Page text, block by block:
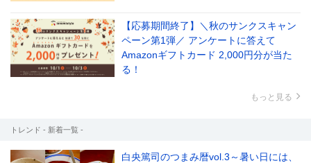
【応募期間終了】＼秋のサンクスキャン
ペーン第1弾／ アンケートに答えて
Amazonギフトカード 2,000円分が当た
る！
もっと見る
トレンド - 新着一覧 -
白央篤司のつまみ暦vol.3～暑い日には、